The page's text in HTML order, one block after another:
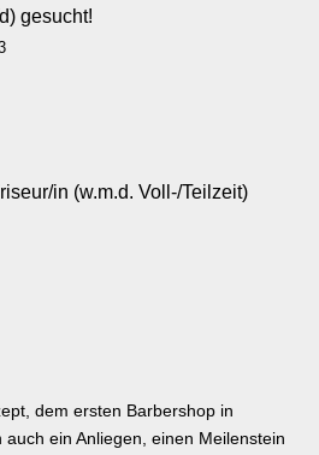
gesucht!
in (w.m.d. Voll-/Teilzeit)
dem ersten Barbershop in
ein Anliegen, einen Meilenstein